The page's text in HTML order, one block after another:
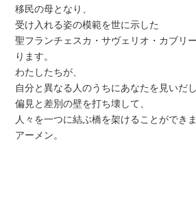
移民の母となり、
受け入れる姿の模範を世に示した
聖フランチェスカ・サヴェリオ・カブリ
ります。
わたしたちが、
自分と異なる人のうちにあなたを見いだし
偏見と差別の壁を打ち壊して、
人々を一つに結ぶ橋を架けることができ
アーメン。